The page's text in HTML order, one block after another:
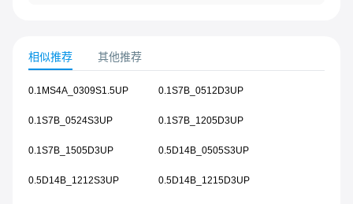
相似推荐 其他推荐
0.1MS4A_0309S1.5UP 0.1S7B_0512D3UP
0.1S7B_0524S3UP 0.1S7B_1205D3UP
0.1S7B_1505D3UP 0.5D14B_0505S3UP
0.5D14B_1212S3UP 0.5D14B_1215D3UP